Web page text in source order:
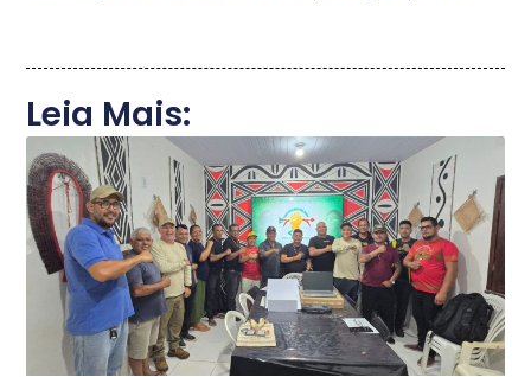
Leia Mais: